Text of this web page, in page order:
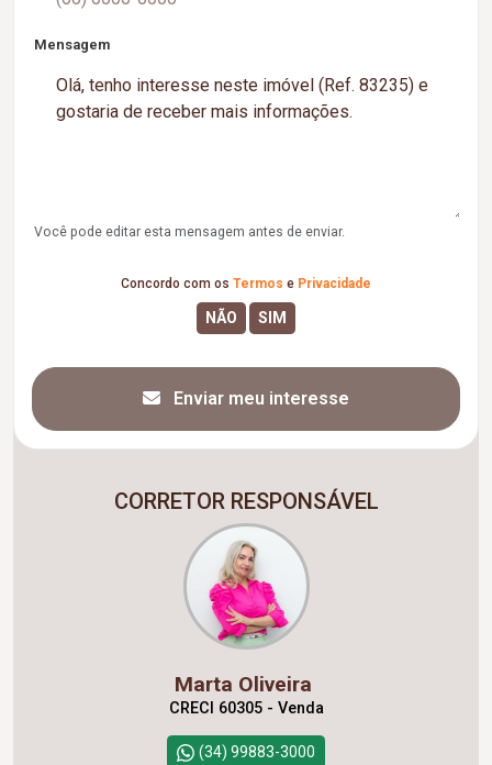
Mensagem
Você pode editar esta mensagem antes de enviar.
Concordo com os Termos e Privacidade
Enviar meu interesse
CORRETOR RESPONSÁVEL
Marta Oliveira
CRECI 60305 - Venda
(34) 99883-3000